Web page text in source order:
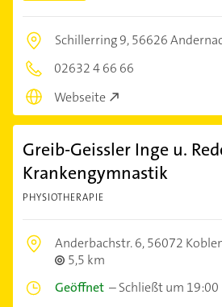
Schillerring 9,56626
02632 4 66 66
Webseite
Greib-Geissler Inge u.
Krankengymnastik
PHYSIOTHERAPIE
Anderbachstr. 6,56072
5,5 km
Geöffnet –Schließt um 19:00